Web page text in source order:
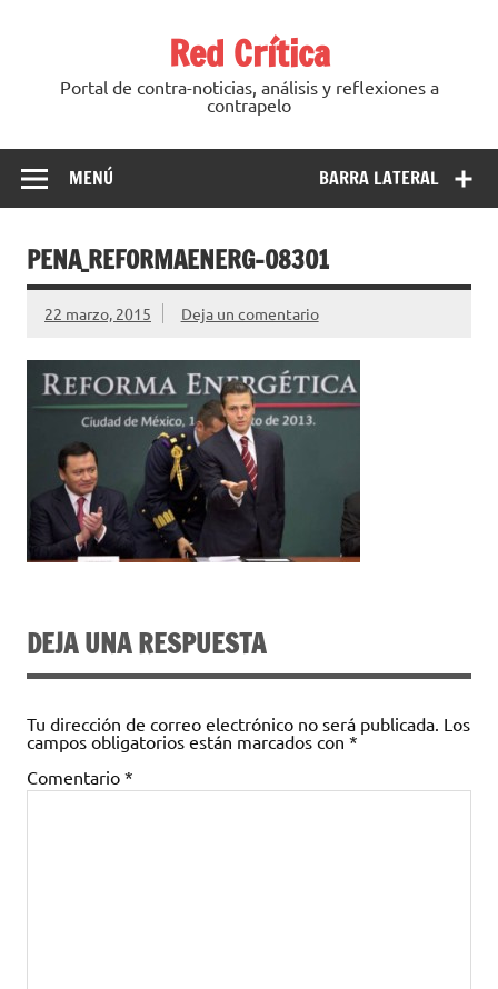
Red Crítica
Portal de contra-noticias, análisis y reflexiones a
contrapelo
BARRA LATERAL
MENÚ
PENA_REFORMAENERG-08301
22 marzo, 2015 Deja un comentario
DEJA UNA RESPUESTA
Tu dirección de correo electrónico no será publicada. Los
campos obligatorios están marcados con *
Comentario *